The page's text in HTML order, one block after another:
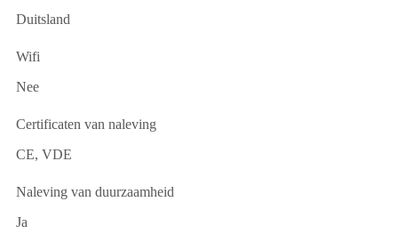
Duitsland
Wifi
Nee
Certificaten van naleving
CE, VDE
Naleving van duurzaamheid
Ja